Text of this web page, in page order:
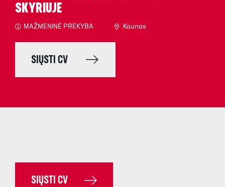
SKYRIUJE
MAŽMENINĖ PREKYBA Kaunas
SIŲSTI CV
SIŲSTI CV